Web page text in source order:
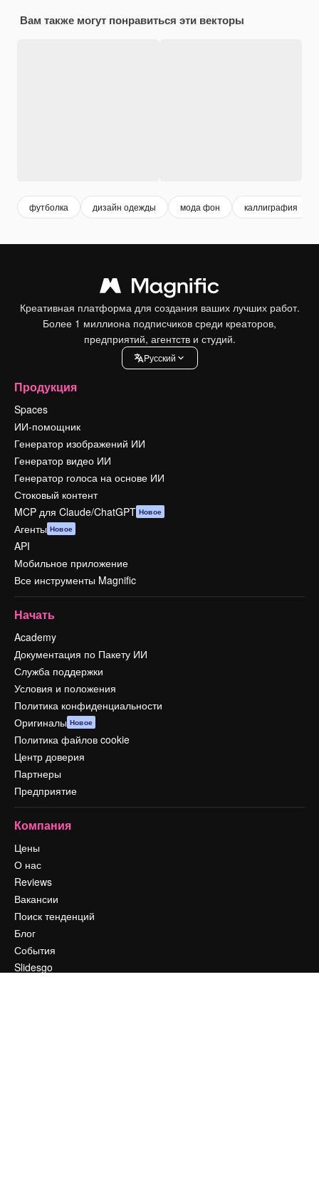
Вам также могут понравиться эти векторы
футболка дизайн одежды мода фон каллиграфия
Креативная платформа для создания ваших лучших работ.
Более 1 миллиона подписчиков среди креаторов,
предприятий, агентств и студий.
Pусский
Продукция
Spaces
ИИ-помощник
Генератор изображений ИИ
Генератор видео ИИ
Генератор голоса на основе ИИ
Стоковый контент
MCP для Claude/ChatGPT Новое
Агенты Новое
API
Мобильное приложение
Все инструменты Magnific
Начать
Academy
Документация по Пакету ИИ
Служба поддержки
Условия и положения
Политика конфиденциальности
Оригиналы Новое
Политика файлов cookie
Центр доверия
Партнеры
Предприятие
Компания
Цены
О нас
Reviews
Вакансии
Поиск тенденций
Блог
События
Slidesgo